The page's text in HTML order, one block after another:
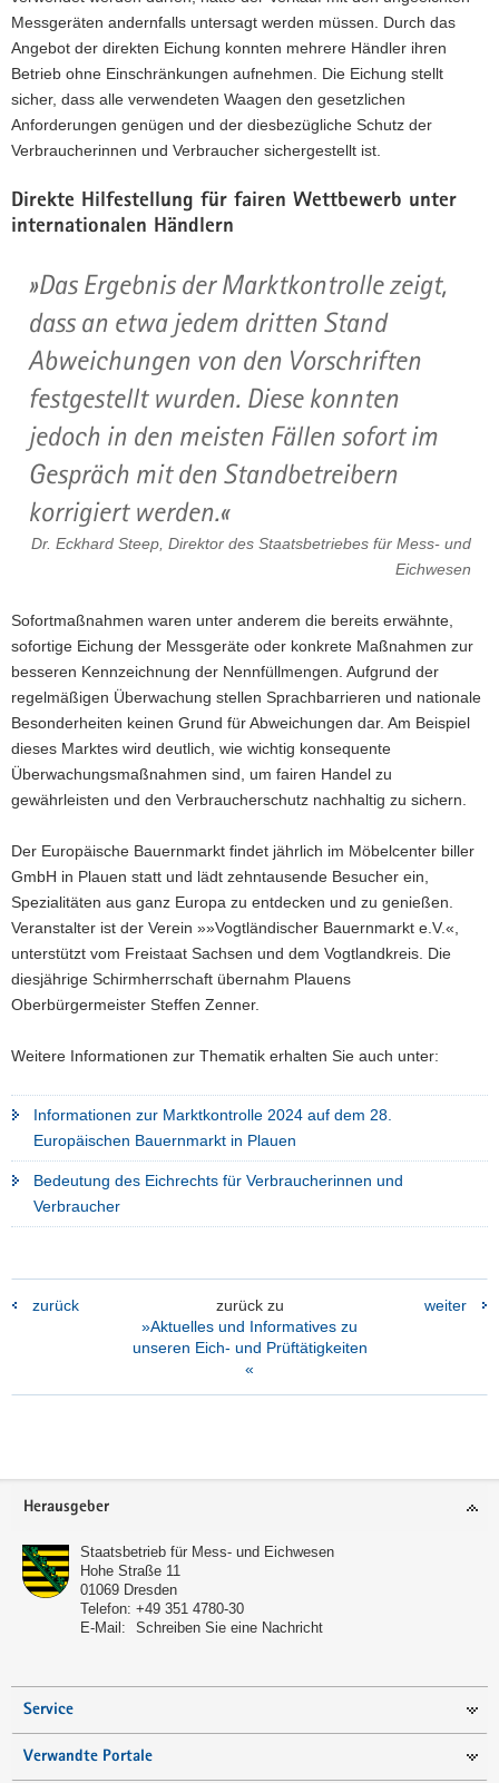
Messgeräten andernfalls untersagt werden müssen. Durch das
Angebot der direkten Eichung konnten mehrere Händler ihren
Betrieb ohne Einschränkungen aufnehmen. Die Eichung stellt
sicher, dass alle verwendeten Waagen den gesetzlichen
Anforderungen genügen und der diesbezügliche Schutz der
Verbraucherinnen und Verbraucher sichergestellt ist.
Direkte Hilfestellung für fairen Wettbewerb unter
internationalen Händlern
Das Ergebnis der Marktkontrolle zeigt,
dass an etwa jedem dritten Stand
Abweichungen von den Vorschriften
festgestellt wurden. Diese konnten
jedoch in den meisten Fällen sofort im
Gespräch mit den Standbetreibern
korrigiert werden.
Dr. Eckhard Steep, Direktor des Staatsbetriebes für Mess- und
Eichwesen
Sofortmaßnahmen waren unter anderem die bereits erwähnte,
sofortige Eichung der Messgeräte oder konkrete Maßnahmen zur
besseren Kennzeichnung der Nennfüllmengen. Aufgrund der
regelmäßigen Überwachung stellen Sprachbarrieren und nationale
Besonderheiten keinen Grund für Abweichungen dar. Am Beispiel
dieses Marktes wird deutlich, wie wichtig konsequente
Überwachungsmaßnahmen sind, um fairen Handel zu
gewährleisten und den Verbraucherschutz nachhaltig zu sichern.
Der Europäische Bauernmarkt findet jährlich im Möbelcenter biller
GmbH in Plauen statt und lädt zehntausende Besucher ein,
Spezialitäten aus ganz Europa zu entdecken und zu genießen.
Veranstalter ist der Verein »»Vogtländischer Bauernmarkt e.V.«,
unterstützt vom Freistaat Sachsen und dem Vogtlandkreis. Die
diesjährige Schirmherrschaft übernahm Plauens
Oberbürgermeister Steffen Zenner.
Weitere Informationen zur Thematik erhalten Sie auch unter:
Informationen zur Marktkontrolle 2024 auf dem 28.
Europäischen Bauernmarkt in Plauen
Bedeutung des Eichrechts für Verbraucherinnen und
Verbraucher
zurück
zurück zu
»Aktuelles und Informatives zu
unseren Eich- und Prüftätigkeiten
«
weiter
Footer-
Herausgeber
Staatsbetrieb für Mess- und Eichwesen
Hohe Straße 11
01069 Dresden
Telefon: +49 351 4780-30
E-Mail:
Schreiben Sie eine Nachricht
Service
Verwandte Portale